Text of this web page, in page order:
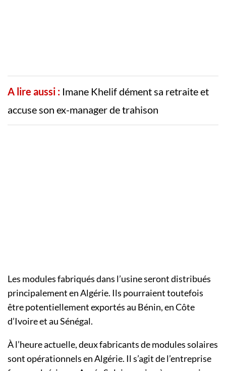
A lire aussi : Imane Khelif dément sa retraite et
accuse son ex-manager de trahison
Les modules fabriqués dans l’usine seront distribués
principalement en Algérie. Ils pourraient toutefois
être potentiellement exportés au Bénin, en Côte
d’Ivoire et au Sénégal.
À l’heure actuelle, deux fabricants de modules solaires
sont opérationnels en Algérie. Il s’agit de l’entreprise